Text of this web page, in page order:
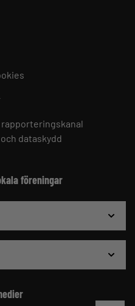
dataskydd
föreningar